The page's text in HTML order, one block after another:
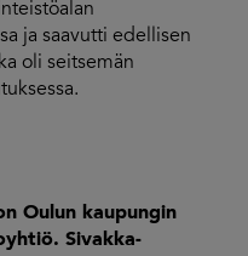
ja saavutti edellisen
oli seitsemän
Oulun kaupungin
Sivakka-